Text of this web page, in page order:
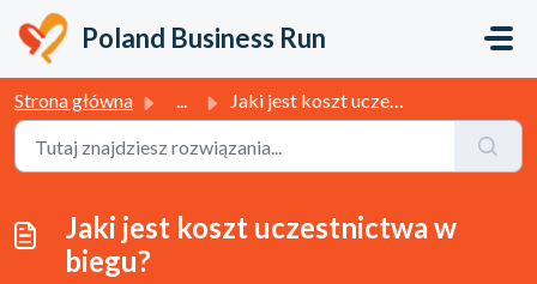
Przejdź do głównej treści
Poland Business Run
Strona główna ... Jaki jest koszt uczestnictwa w biegu?
Jaki jest koszt uczestnictwa w
biegu?